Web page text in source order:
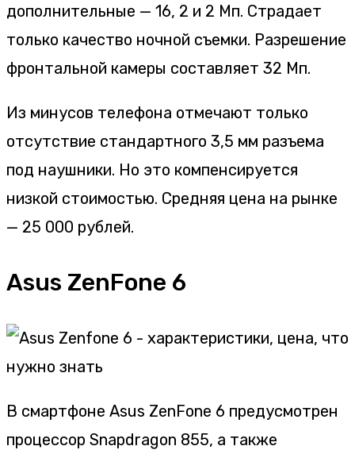
дополнительные — 16, 2 и 2 Мп. Страдает
только качество ночной съемки. Разрешение
фронтальной камеры составляет 32 Мп.
Из минусов телефона отмечают только
отсутствие стандартного 3,5 мм разъема
под наушники. Но это компенсируется
низкой стоимостью. Средняя цена на рынке
— 25 000 рублей.
Asus ZenFone 6
В смартфоне Asus ZenFone 6 предусмотрен
процессор Snapdragon 855, а также